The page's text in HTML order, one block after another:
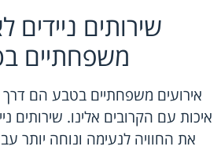
שירותים ניידים
משפחתיים
אירועים משפחתיים בטבע הם דרך
איכות עם הקרובים אלינו. שירותים
את החוויה לנעימה ונוחה יותר